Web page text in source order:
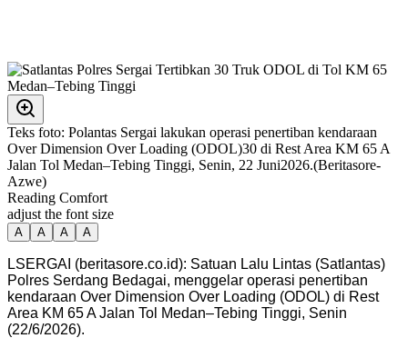
Teks foto: Polantas Sergai lakukan operasi penertiban kendaraan
Over Dimension Over Loading (ODOL)30 di Rest Area KM 65 A
Jalan Tol Medan–Tebing Tinggi, Senin, 22 Juni2026.(Beritasore-
Azwe)
Reading Comfort
adjust the font size
A A A A
LSERGAI (beritasore.co.id): Satuan Lalu Lintas (Satlantas)
Polres Serdang Bedagai, menggelar operasi penertiban
kendaraan Over Dimension Over Loading (ODOL) di Rest
Area KM 65 A Jalan Tol Medan–Tebing Tinggi, Senin
(22/6/2026).